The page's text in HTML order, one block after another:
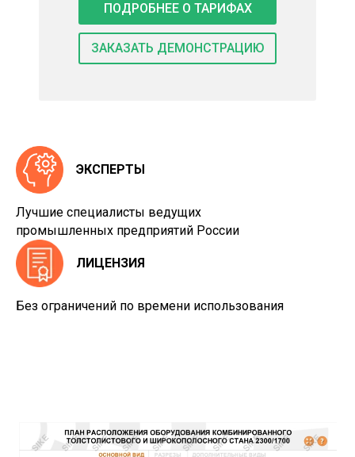
ПОДРОБНЕЕ О ТАРИФАХ
ЗАКАЗАТЬ ДЕМОНСТРАЦИЮ
ЭКСПЕРТЫ
Лучшие специалисты ведущих
промышленных предприятий России
ЛИЦЕНЗИЯ
Без ограничений по времени использования